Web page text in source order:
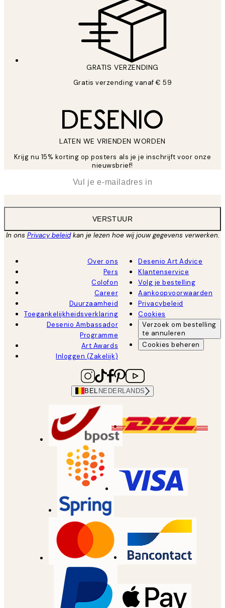
GRATIS VERZENDING
Gratis verzending vanaf € 59
LATEN WE VRIENDEN WORDEN
Krijg nu 15% korting op posters als je je inschrijft voor onze
nieuwsbrief!
VERSTUUR
In ons Privacy beleidkan je lezen hoe wij jouw gegevens verwerken.
Over ons
Pers
Colofon
Career
Duurzaamheid
Toegankelijkheidsverklaring
Desenio Ambassador
Programme
Art Awards
Inloggen (Zakelijk)
Desenio Art Advice
Klantenservice
Volg je bestelling
Aankoopvoorwaarden
Privacybeleid
Cookies
Verzoek om bestelling
te annuleren
Cookies beheren
BEL NEDERLANDS